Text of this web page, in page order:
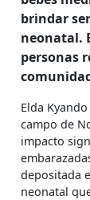
brindar
neonatal.
personas
Elda
campo de
impacto
depositada
neonatal